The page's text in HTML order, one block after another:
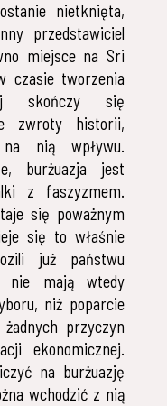
nietknięta,
przedstawiciel
miejsce na Sri
czasie tworzenia
skończy się
zwroty historii,
nią wpływu.
burżuazja jest
z faszyzmem.
się poważnym
się to właśnie
już państwu
nie mają wtedy
niż poparcie
przyczyn
ekonomicznej.
na burżuazję
wchodzić z nią